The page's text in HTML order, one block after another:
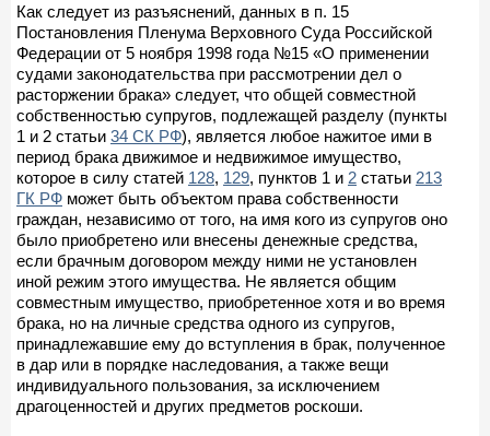
Как следует из разъяснений, данных в п. 15
Постановления Пленума Верховного Суда Российской
Федерации от 5 ноября 1998 года №15 «О применении
судами законодательства при рассмотрении дел о
расторжении брака» следует, что общей совместной
собственностью супругов, подлежащей разделу (пункты
1 и 2 статьи 34 СК РФ), является любое нажитое ими в
период брака движимое и недвижимое имущество,
которое в силу статей 128, 129, пунктов 1 и 2 статьи 213
ГК РФ может быть объектом права собственности
граждан, независимо от того, на имя кого из супругов оно
было приобретено или внесены денежные средства,
если брачным договором между ними не установлен
иной режим этого имущества. Не является общим
совместным имущество, приобретенное хотя и во время
брака, но на личные средства одного из супругов,
принадлежавшие ему до вступления в брак, полученное
в дар или в порядке наследования, а также вещи
индивидуального пользования, за исключением
драгоценностей и других предметов роскоши.